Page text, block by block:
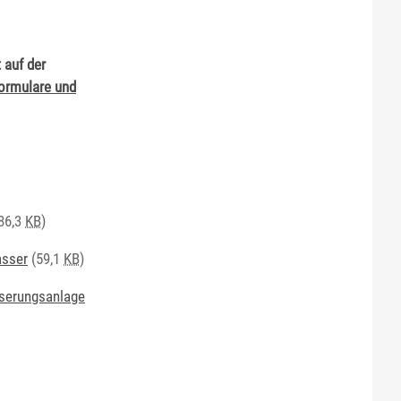
auf der
und
KB)
(59,1 KB)